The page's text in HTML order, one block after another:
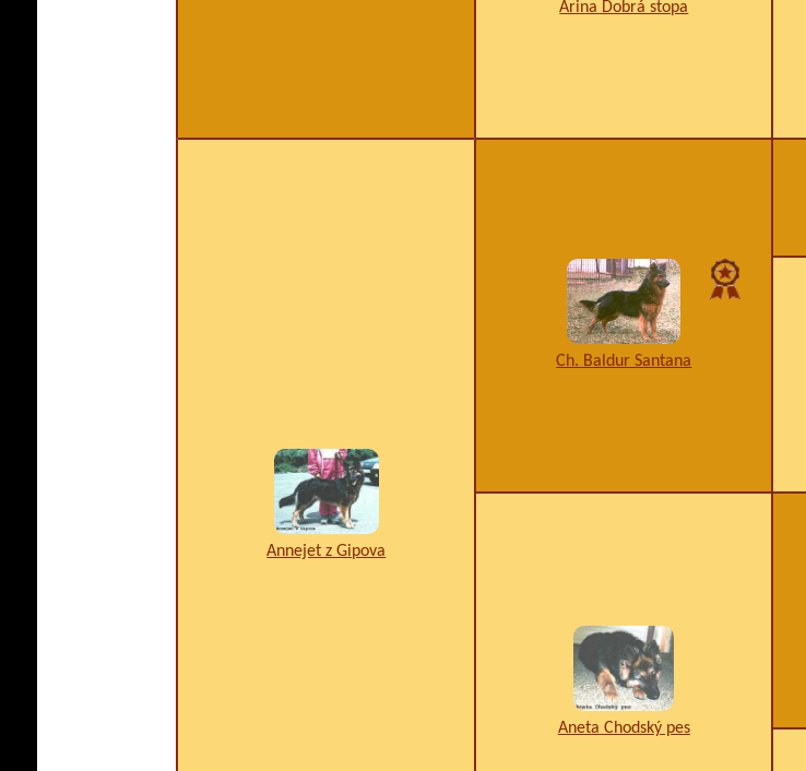
Arina Dobrá stopa
Annejet z Gipova
Ch. Baldur Santana
Aneta Chodský pes